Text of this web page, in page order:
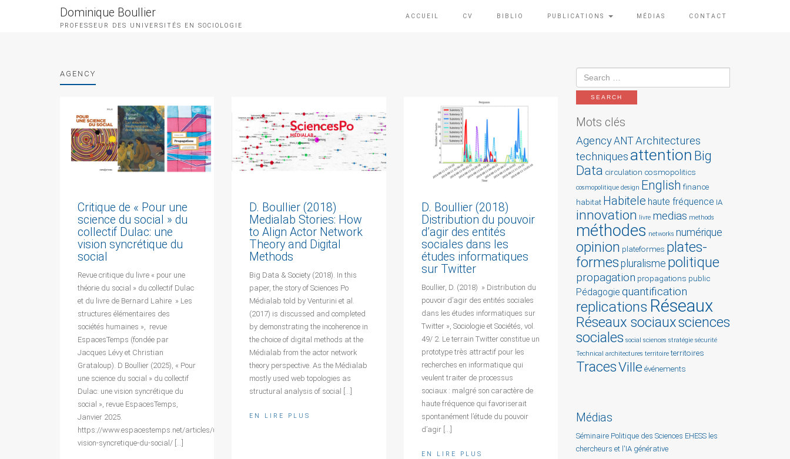
Dominique Boullier
PROFESSEUR DES UNIVERSITÉS EN SOCIOLOGIE
ACCUEIL CV BIBLIO PUBLICATIONS MÉDIAS CONTACT
AGENCY
Critique de « Pour une
science du social » du
collectif Dulac: une
vision syncrétique du
social
Revue critique du livre « pour une
théorie du social » du collectif Dulac
et du livre de Bernard Lahire » Les
structures élémentaires des
sociétés humaines », revue
EspacesTemps (fondée par
Jacques Lévy et Christian
Grataloup). D Boullier (2025), « Pour
une science du social » du collectif
Dulac: une vision syncrétique du
social », revue EspacesTemps,
Janvier 2025.
https://www.espacestemps.net/articles/une-
vision-syncretique-du-social/ […]
D. Boullier (2018)
Medialab Stories: How
to Align Actor Network
Theory and Digital
Methods
Big Data & Society (2018). In this
paper, the story of Sciences Po
Médialab told by Venturini et al.
(2017) is discussed and completed
by demonstrating the incoherence in
the choice of digital methods at the
Médialab from the actor network
theory perspective. As the Médialab
mostly used web topologies as
structural analysis of social […]
EN LIRE PLUS
D. Boullier (2018)
Distribution du pouvoir
d’agir des entités
sociales dans les
études informatiques
sur Twitter
Boullier, D. (2018) » Distribution du
pouvoir d’agir des entités sociales
dans les études informatiques sur
Twitter », Sociologie et Sociétés, vol.
49/ 2. Le terrain Twitter constitue un
prototype très attractif pour les
recherches en informatique qui
veulent traiter de processus
sociaux : malgré son caractère de
haute fréquence qui favoriserait
spontanément l’étude du pouvoir
d’agir […]
EN LIRE PLUS
Mots clés
AgencyANTArchitectures
techniques attention Big
Data circulation cosmopolitics
cosmopolitique design English finance
habitat Habitele haute fréquence IA
innovation livre medias methods
méthodes networks numérique
opinion plateformes plates-
formes pluralisme politique
propagation propagations public
Pédagogie quantification
replications Réseaux
Réseaux sociauxsciences
sociales social sciences stratégie sécurité
Technical architectures territoire territoires
TracesVille événements
Médias
Séminaire Politique des Sciences EHESS les
chercheurs et l'IA générative